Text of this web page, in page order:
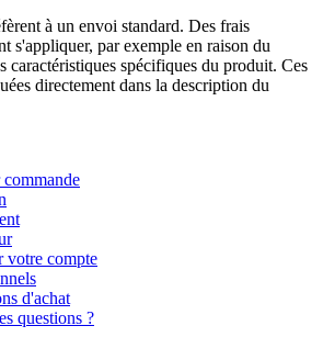
à un envoi standard. Des frais
s'appliquer, par exemple en raison du
caractéristiques spécifiques du produit. Ces
directement dans la description du
commande
votre compte
d'achat
questions ?